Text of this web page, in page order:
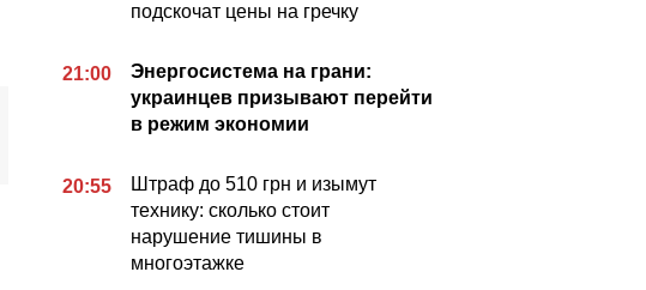
подскочат цены на гречку
21:00
Энергосистема на грани:
украинцев призывают перейти
в режим экономии
20:55
Штраф до 510 грн и изымут
технику: сколько стоит
нарушение тишины в
многоэтажке